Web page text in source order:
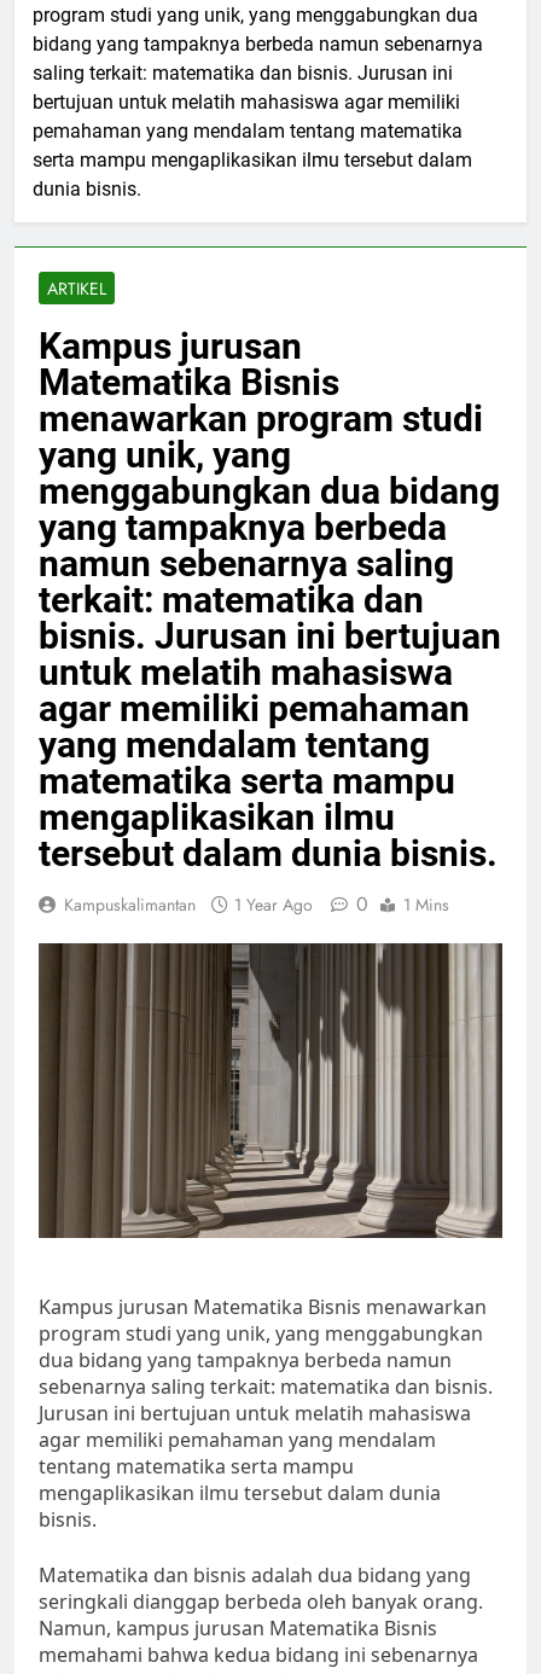
program studi yang unik, yang menggabungkan dua
bidang yang tampaknya berbeda namun sebenarnya
saling terkait: matematika dan bisnis. Jurusan ini
bertujuan untuk melatih mahasiswa agar memiliki
pemahaman yang mendalam tentang matematika
serta mampu mengaplikasikan ilmu tersebut dalam
dunia bisnis.
ARTIKEL
Kampus jurusan
Matematika Bisnis
menawarkan program studi
yang unik, yang
menggabungkan dua bidang
yang tampaknya berbeda
namun sebenarnya saling
terkait: matematika dan
bisnis. Jurusan ini bertujuan
untuk melatih mahasiswa
agar memiliki pemahaman
yang mendalam tentang
matematika serta mampu
mengaplikasikan ilmu
tersebut dalam dunia bisnis.
Kampuskalimantan 1 Year Ago 0 1 Mins
Kampus jurusan Matematika Bisnis menawarkan
program studi yang unik, yang menggabungkan
dua bidang yang tampaknya berbeda namun
sebenarnya saling terkait: matematika dan bisnis.
Jurusan ini bertujuan untuk melatih mahasiswa
agar memiliki pemahaman yang mendalam
tentang matematika serta mampu
mengaplikasikan ilmu tersebut dalam dunia
bisnis.
Matematika dan bisnis adalah dua bidang yang
seringkali dianggap berbeda oleh banyak orang.
Namun, kampus jurusan Matematika Bisnis
memahami bahwa kedua bidang ini sebenarnya